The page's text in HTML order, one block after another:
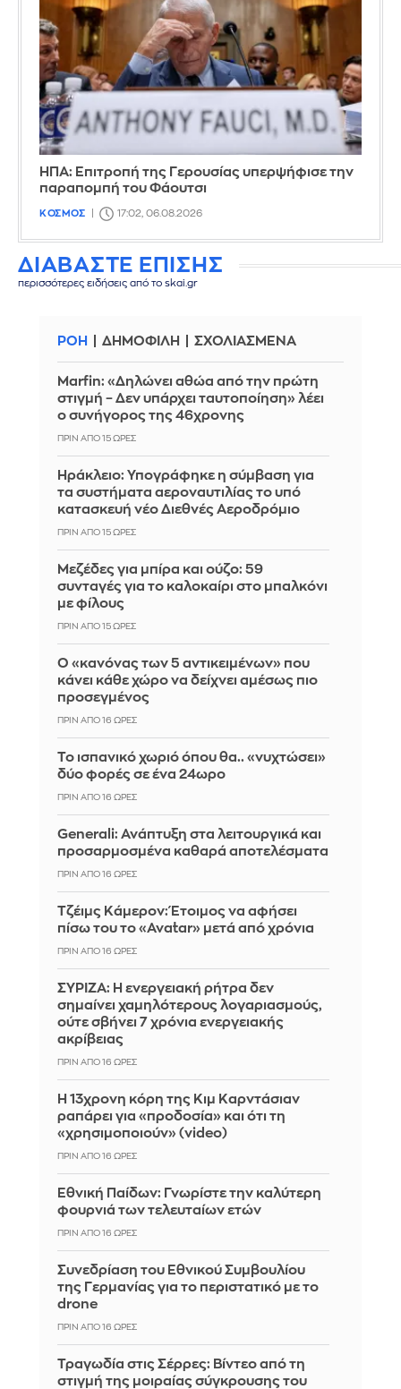
ΗΠΑ: Επιτροπή της Γερουσίας υπερψήφισε την
παραπομπή του Φάουτσι
ΚΟΣΜΟΣ 17:02, 06.08.2026
ΔΙΑΒΑΣΤΕ ΕΠΙΣΗΣ
περισσότερες ειδήσεις από το skai.gr
ΡΟΗ ΔΗΜΟΦΙΛΗ ΣΧΟΛΙΑΣΜΕΝΑ
Marfin: «Δηλώνει αθώα από την πρώτη
στιγμή – Δεν υπάρχει ταυτοποίηση» λέει
ο συνήγορος της 46χρονης
ΠΡΙΝ ΑΠΌ 15 ΏΡΕΣ
Ηράκλειο: Υπογράφηκε η σύμβαση για
τα συστήματα αεροναυτιλίας το υπό
κατασκευή νέο Διεθνές Αεροδρόμιο
ΠΡΙΝ ΑΠΌ 15 ΏΡΕΣ
Μεζέδες για μπίρα και ούζο: 59
συνταγές για το καλοκαίρι στο μπαλκόνι
με φίλους
ΠΡΙΝ ΑΠΌ 15 ΏΡΕΣ
Ο «κανόνας των 5 αντικειμένων» που
κάνει κάθε χώρο να δείχνει αμέσως πιο
προσεγμένος
ΠΡΙΝ ΑΠΌ 16 ΏΡΕΣ
Το ισπανικό χωριό όπου θα.. «νυχτώσει»
δύο φορές σε ένα 24ωρο
ΠΡΙΝ ΑΠΌ 16 ΏΡΕΣ
Generali: Ανάπτυξη στα λειτουργικά και
προσαρμοσμένα καθαρά αποτελέσματα
ΠΡΙΝ ΑΠΌ 16 ΏΡΕΣ
Τζέιμς Κάμερον: Έτοιμος να αφήσει
πίσω του το «Avatar» μετά από χρόνια
ΠΡΙΝ ΑΠΌ 16 ΏΡΕΣ
ΣΥΡΙΖΑ: Η ενεργειακή ρήτρα δεν
σημαίνει χαμηλότερους λογαριασμούς,
ούτε σβήνει 7 χρόνια ενεργειακής
ακρίβειας
ΠΡΙΝ ΑΠΌ 16 ΏΡΕΣ
Η 13χρονη κόρη της Κιμ Καρντάσιαν
ραπάρει για «προδοσία» και ότι τη
«χρησιμοποιούν» (video)
ΠΡΙΝ ΑΠΌ 16 ΏΡΕΣ
Εθνική Παίδων: Γνωρίστε την καλύτερη
φουρνιά των τελευταίων ετών
ΠΡΙΝ ΑΠΌ 16 ΏΡΕΣ
Συνεδρίαση του Εθνικού Συμβουλίου
της Γερμανίας για το περιστατικό με το
drone
ΠΡΙΝ ΑΠΌ 16 ΏΡΕΣ
Τραγωδία στις Σέρρες: Βίντεο από τη
στιγμή της μοιραίας σύγκρουσης του